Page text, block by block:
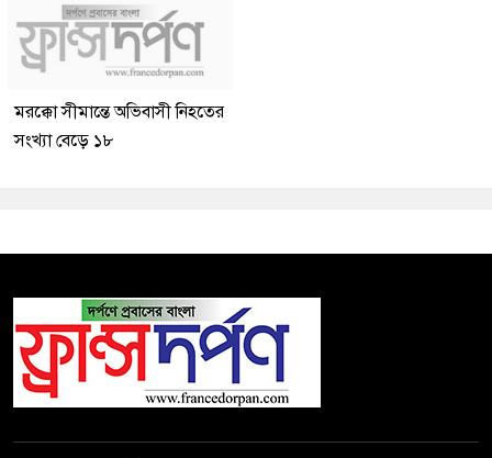
মরক্কো সীমান্তে অভিবাসী নিহতের
সংখ্যা বেড়ে ১৮